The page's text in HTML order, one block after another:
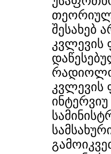
შესახებ
კვლევის
კვლევის